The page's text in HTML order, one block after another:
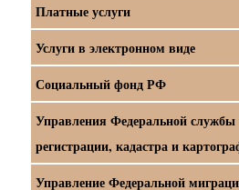
Платные услуги
Услуги в электронном виде
Социальный фонд РФ
Управления Федеральной службы
регистрации, кадастра и
Управление Федеральной